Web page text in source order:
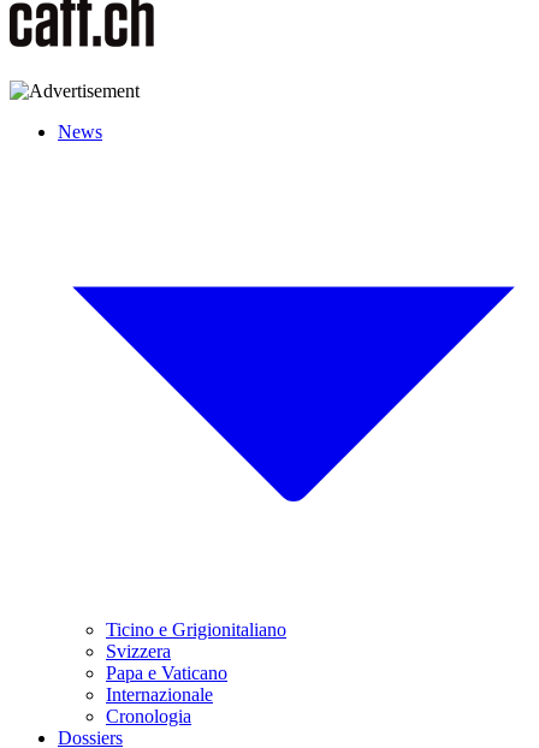
News
Ticino e Grigionitaliano
Svizzera
Papa e Vaticano
Internazionale
Cronologia
Dossiers